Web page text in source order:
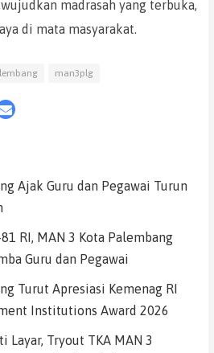
madrasah yang terbuka,
di mata masyarakat.
man3plg
Email
Ajak Guru dan Pegawai Turun
RI, MAN 3 Kota Palembang
Guru dan Pegawai
Turut Apresiasi Kemenag RI
Institutions Award 2026
Layar, Tryout TKA MAN 3